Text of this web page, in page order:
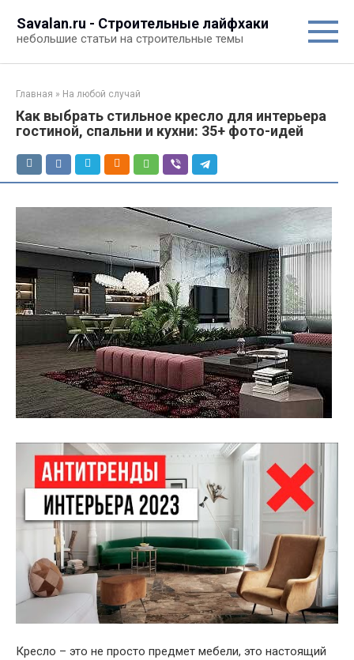
контенту
Savalan.ru - Строительные лайфхаки
небольшие статьи на строительные темы
Главная » На любой случай
Как выбрать стильное кресло для интерьера
гостиной, спальни и кухни: 35+ фото-идей
Кресло – это не просто предмет мебели, это настоящий